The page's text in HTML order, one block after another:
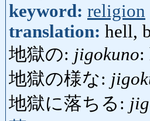
keyword: religion
translation: hell,
地獄の: jigokuno:
地獄の様な:
地獄に落ちる: